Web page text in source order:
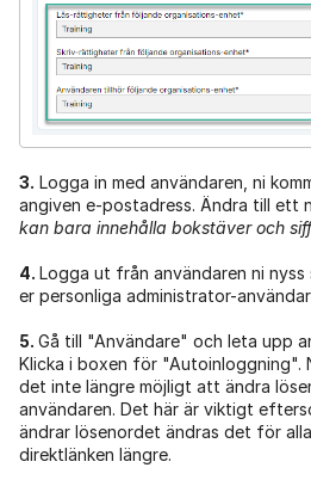
3. Logga in med användaren, ni
angiven e-postadress. Ändra till ett
kan bara innehålla bokstäver och
4. Logga ut från användaren ni
er personliga administrator-
5. Gå till "Användare" och leta upp
Klicka i boxen för "Autoinloggning".
det inte längre möjligt att ändra
användaren. Det här är viktigt
ändrar lösenordet ändras det för
direktlänken längre.